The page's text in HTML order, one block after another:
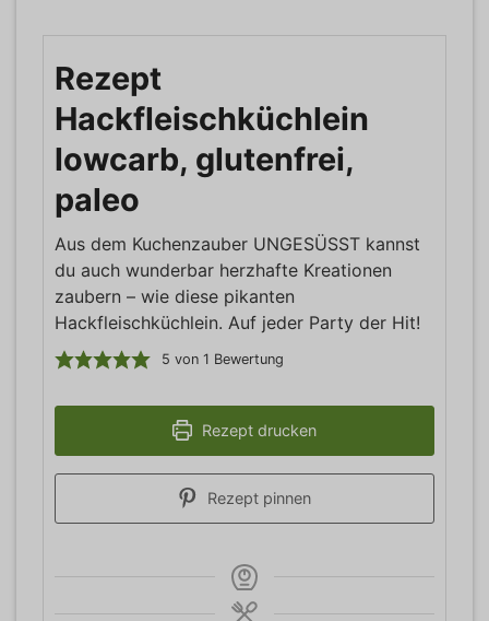
Rezept
Hackfleischküchlein
lowcarb, glutenfrei,
paleo
Aus dem Kuchenzauber UNGESÜSST kannst
du auch wunderbar herzhafte Kreationen
zaubern – wie diese pikanten
Hackfleischküchlein. Auf jeder Party der Hit!
5 von 1 Bewertung
Rezept drucken
Rezept pinnen